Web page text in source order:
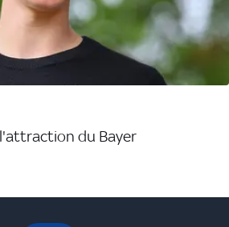
du Bayer